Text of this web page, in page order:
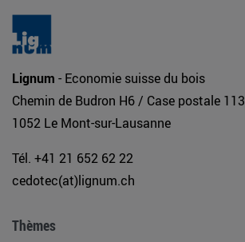
Lignum - Economie suisse du bois
Chemin de Budron H6 / Case postale 113
1052 Le Mont-sur-Lausanne
Tél. +41 21 652 62 22
cedotec(at)lignum.ch
Thèmes